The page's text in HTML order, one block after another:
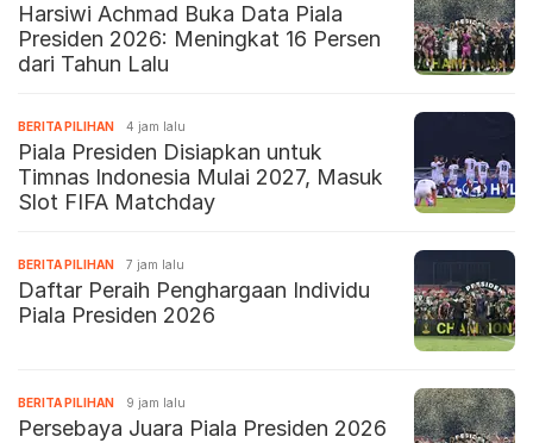
Harsiwi Achmad Buka Data Piala
Presiden 2026: Meningkat 16 Persen
dari Tahun Lalu
BERITA PILIHAN 4 jam lalu
Piala Presiden Disiapkan untuk
Timnas Indonesia Mulai 2027, Masuk
Slot FIFA Matchday
BERITA PILIHAN 7 jam lalu
Daftar Peraih Penghargaan Individu
Piala Presiden 2026
BERITA PILIHAN 9 jam lalu
Persebaya Juara Piala Presiden 2026